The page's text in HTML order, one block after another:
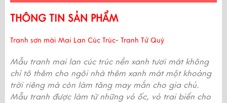
THÔNG TIN SẢN PHẨM
Tranh sơn mài Mai Lan Cúc Trúc- Tranh Tứ Quý
Mẫu tranh mai lan cúc trúc nền xanh tươi mát không
chỉ tô thêm cho ngôi nhà thêm xanh mát một khoảng
trời riêng mà còn làm tăng may mắn cho gia chủ.
Mẫu tranh được làm từ những vỏ ốc, vỏ trai biển cho